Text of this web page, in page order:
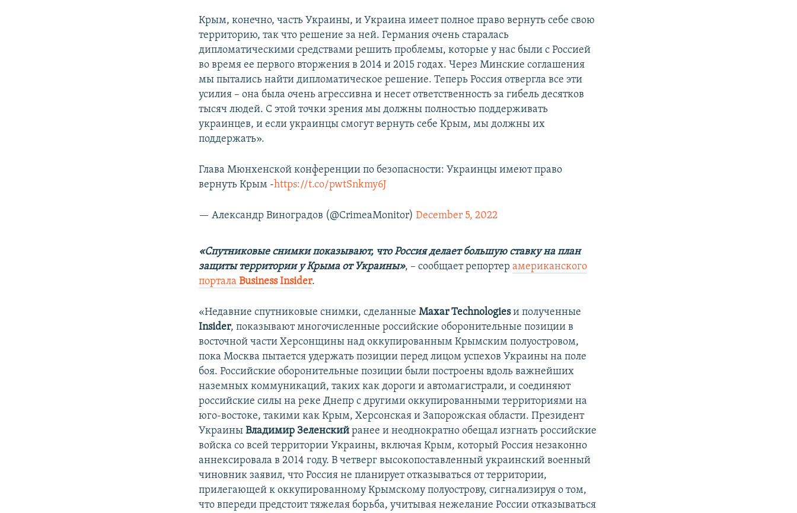
Крым, конечно, часть Украины, и Украина имеет полное право вернуть себе свою
территорию, так что решение за ней. Германия очень старалась
дипломатическими средствами решить проблемы, которые у нас были с Россией
во время ее первого вторжения в 2014 и 2015 годах. Через Минские соглашения
мы пытались найти дипломатическое решение. Теперь Россия отвергла все эти
усилия – она была очень агрессивна и несет ответственность за гибель десятков
тысяч людей. С этой точки зрения мы должны полностью поддерживать
украинцев, и если украинцы смогут вернуть себе Крым, мы должны их
поддержать».
Глава Мюнхенской конференции по безопасности: Украинцы имеют право
вернуть Крым -https://t.co/pwtSnkmy6J
— Александр Виноградов (@CrimeaMonitor)December 5, 2022
«Спутниковые снимки показывают, что Россия делает большую ставку на план
защиты территории у Крыма от Украины», – сообщает репортерамериканского
порталаВusiness Іnsider.
«Недавние спутниковые снимки, сделанныеMaxar Technologiesи полученные
Insider, показывают многочисленные российские оборонительные позиции в
восточной части Херсонщины над оккупированным Крымским полуостровом,
пока Москва пытается удержать позиции перед лицом успехов Украины на поле
боя. Российские оборонительные позиции были построены вдоль важнейших
наземных коммуникаций, таких как дороги и автомагистрали, и соединяют
российские силы на реке Днепр с другими оккупированными территориями на
юго-востоке, такими как Крым, Херсонская и Запорожская области. Президент
УкраиныВладимир Зеленский ранее и неоднократно обещал изгнать российские
войска со всей территории Украины, включая Крым, который Россия незаконно
аннексировала в 2014 году. В четверг высокопоставленный украинский военный
чиновник заявил, что Россия не планирует отказываться от территории,
прилегающей к оккупированному Крымскому полуострову, сигнализируя о том,
что впереди предстоит тяжелая борьба, учитывая нежелание России отказываться